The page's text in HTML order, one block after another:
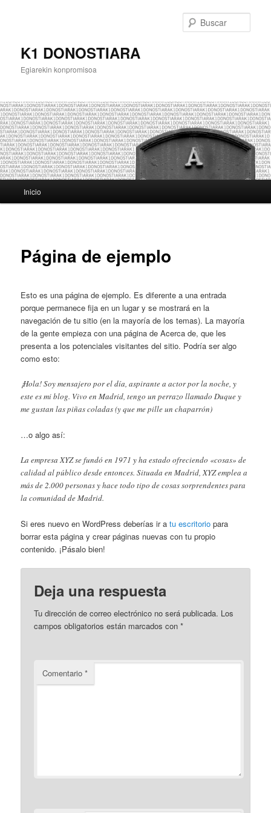
K1 DONOSTIARA
Egiarekin konpromisoa
principal
Ir
Inicio
Página de ejemplo
Esto es una página de ejemplo. Es diferente a una entrada
porque permanece fija en un lugar y se mostrará en la
navegación de tu sitio (en la mayoría de los temas). La mayoría
de la gente empieza con una página de Acerca de, que les
presenta a los potenciales visitantes del sitio. Podría ser algo
como esto:
¡Hola! Soy mensajero por el día, aspirante a actor por la noche, y
este es mi blog. Vivo en Madrid, tengo un perrazo llamado Duque y
me gustan las piñas coladas (y que me pille un chaparrón)
…o algo así:
La empresa XYZ se fundó en 1971 y ha estado ofreciendo «cosas» de
calidad al público desde entonces. Situada en Madrid, XYZ emplea a
más de 2.000 personas y hace todo tipo de cosas sorprendentes para
la comunidad de Madrid.
Si eres nuevo en WordPress deberías ir atu escritorio para
borrar esta página y crear páginas nuevas con tu propio
contenido. ¡Pásalo bien!
Deja una respuesta
Tu dirección de correo electrónico no será publicada. Los
campos obligatorios están marcados con*
Comentario*